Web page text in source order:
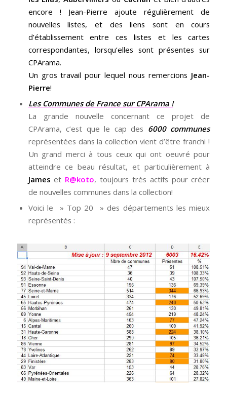
encore ! Jean-Pierre ajoute régulièrement de
nouvelles listes, et des liens sont en cours
d’établissement entre ces listes et les cartes
correspondantes, lorsqu’elles sont présentes sur
CPArama.
Un gros travail pour lequel nous remercions Jean-
Pierre!
Les Communes de France sur CPArama !
La grande nouvelle concernant ce projet de
CPArama, c’est que le cap des 6000 communes
représentées dans la collection vient d’être franchi !
Un grand merci à tous ceux qui ont oeuvré pour
atteindre ce beau résultat, et particulièrement à
James et R@koto, toujours très actifs pour créer
de nouvelles communes dans la collection!
Voici le » Top 20 » des départements les mieux
représentés :